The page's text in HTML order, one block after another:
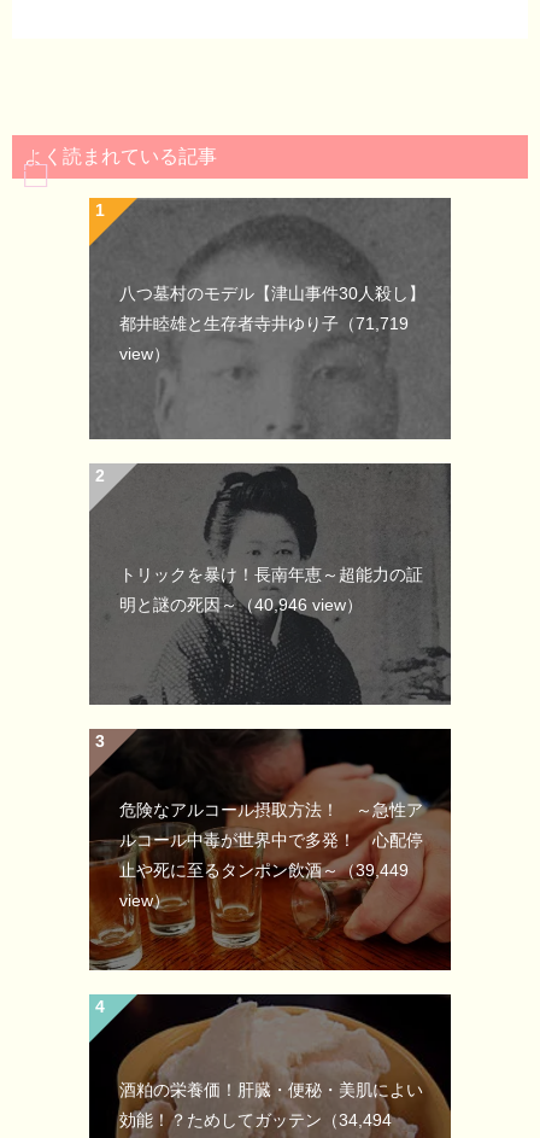
よく読まれている記事
八つ墓村のモデル【津山事件30人殺し】
都井睦雄と生存者寺井ゆり子 （71,719
view）
トリックを暴け！長南年恵～超能力の証
明と謎の死因～（40,946 view）
危険なアルコール摂取方法！ ～急性ア
ルコール中毒が世界中で多発！ 心配停
止や死に至るタンポン飲酒～（39,449
view）
酒粕の栄養価！肝臓・便秘・美肌によい
効能！？ためしてガッテン （34,494